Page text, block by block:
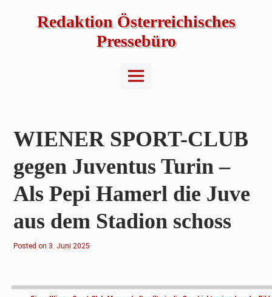
Redaktion Österreichisches
Pressebüro
Main
Menu
WIENER SPORT-CLUB
gegen Juventus Turin –
Als Pepi Hamerl die Juve
aus dem Stadion schoss
Posted on 3
i
3. Juni 2025